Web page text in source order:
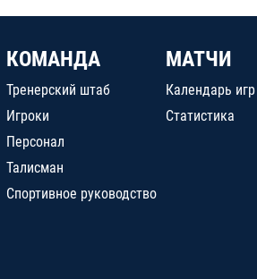
КОМАНДА
Тренерский штаб
Игроки
Персонал
Талисман
Спортивное руководство
МАТЧИ
Календарь игр
Статистика